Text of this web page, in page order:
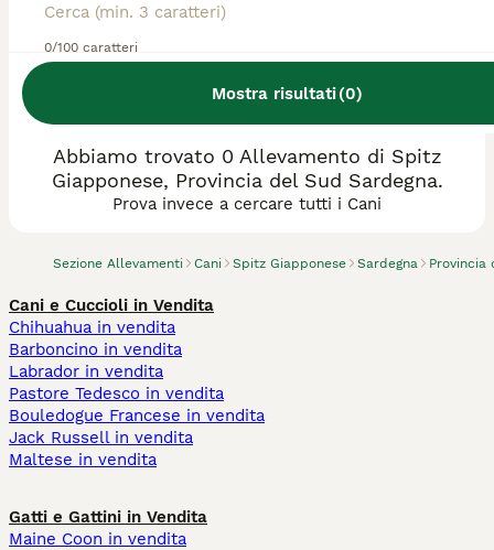
0/100 caratteri
Mostra risultati(0)
Sezione Allevamenti Cani Spitz Giapponese Sardegna Provincia
Abbiamo trovato 0 Allevamento di Spitz
Giapponese, Provincia del Sud Sardegna.
Prova invece a cercare tutti i Cani
Cani e Cuccioli in Vendita
Chihuahua in vendita
Barboncino in vendita
Labrador in vendita
Pastore Tedesco in vendita
Bouledogue Francese in vendita
Jack Russell in vendita
Maltese in vendita
Gatti e Gattini in Vendita
Maine Coon in vendita